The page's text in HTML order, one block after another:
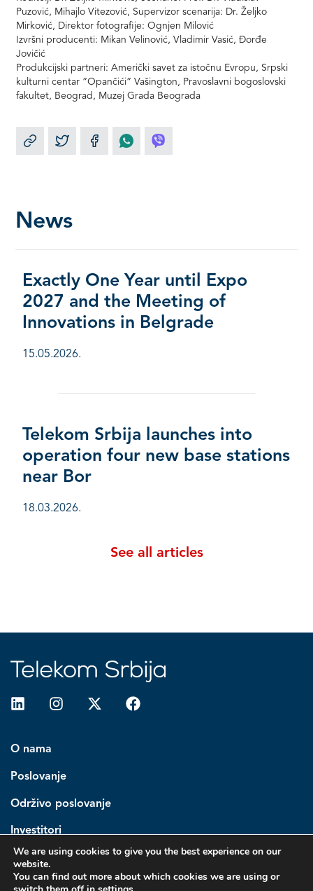
Puzović, Mihajlo Vitezović, Supervizor scenarija: Dr. Željko
Mirković, Direktor fotografije: Ognjen Milović
Izvršni producenti: Mikan Velinović, Vladimir Vasić, Đorđe
Jovičić
Produkcijski partneri: Američki savet za istočnu Evropu, Srpski
kulturni centar ”Opančići” Vašington, Pravoslavni bogoslovski
fakultet, Beograd, Muzej Grada Beograda
News
Exactly One Year until Expo
2027 and the Meeting of
Innovations in Belgrade
15.05.2026.
Telekom Srbija launches into
operation four new base stations
near Bor
18.03.2026.
See all articles
O nama
Poslovanje
Održivo poslovanje
Investitori
Medija centar
We are using cookies to give you the best experience on our
website.
You can find out more about which cookies we are using or